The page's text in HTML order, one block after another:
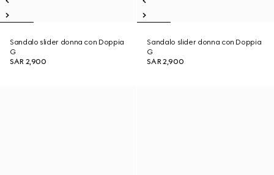
Sandalo slider donna con Doppia
G
SAR 2,900
Sandalo slider donna con Doppia
G
SAR 2,900